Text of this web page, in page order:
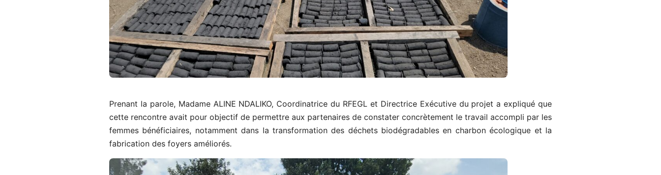
Prenant la parole, Madame ALINE NDALIKO, Coordinatrice du RFEGL et Directrice Exécutive du projet a expliqué que
cette rencontre avait pour objectif de permettre aux partenaires de constater concrètement le travail accompli par les
femmes bénéficiaires, notamment dans la transformation des déchets biodégradables en charbon écologique et la
fabrication des foyers améliorés.